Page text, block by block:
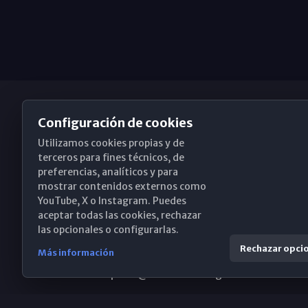
Obispado de Málaga
Santa María, 18-20. 29015 Málaga
(+34) 952 224 386
Configuración de cookies
Utilizamos cookies propias y de
terceros para fines técnicos, de
preferencias, analíticos y para
mostrar contenidos externos como
YouTube, X o Instagram. Puedes
aceptar todas las cookies, rechazar
las opcionales o configurarlas.
Más información Rechazar